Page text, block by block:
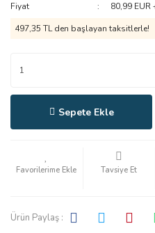
Fiyat
80,99 EUR
497,35 TL den başlayan taksitlerle!
Sepete Ekle
Tavsiye Et
Ürün Paylaş :